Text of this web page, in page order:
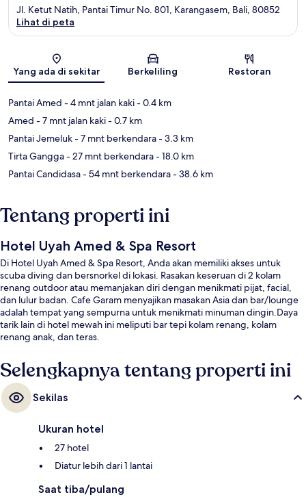
Peta
Jl. Ketut Natih, Pantai Timur No. 801, Karangasem, Bali, 80852
Lihat di peta
Yang ada di sekitar Berkeliling Restoran
Pantai Amed - 4 mnt jalan kaki- 0.4 km
Amed - 7 mnt jalan kaki- 0.7 km
Pantai Jemeluk- 7 mnt berkendara- 3.3 km
Tirta Gangga- 27 mnt berkendara- 18.0 km
Pantai Candidasa- 54 mnt berkendara- 38.6 km
Tentang properti ini
Hotel Uyah Amed & Spa Resort
Di Hotel Uyah Amed & Spa Resort, Anda akan memiliki akses untuk
scuba diving dan bersnorkel di lokasi. Rasakan keseruan di 2 kolam
renang outdoor atau memanjakan diri dengan menikmati pijat, facial,
dan lulur badan. Cafe Garam menyajikan masakan Asia dan bar/lounge
adalah tempat yang sempurna untuk menikmati minuman dingin.Daya
tarik lain di hotel mewah ini meliputi bar tepi kolam renang, kolam
renang anak, dan teras.
Selengkapnya tentang properti ini
Sekilas
Ukuran hotel
27 hotel
Diatur lebih dari 1 lantai
Saat tiba/pulang